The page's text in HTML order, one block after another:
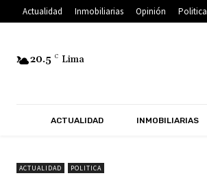
Actualidad Inmobiliarias Opinión Politica
20.5 C Lima
ACTUALIDAD INMOBILIARIAS
ACTUALIDAD POLITICA